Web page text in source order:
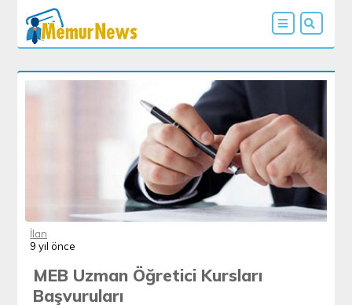
İlan
9 yıl önce
MEB Uzman Öğretici Kursları
Başvuruları